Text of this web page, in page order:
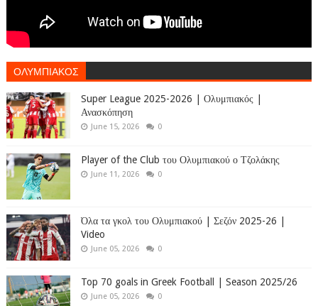
ΟΛΥΜΠΙΑΚΟΣ
Super League 2025-2026 | Ολυμπιακός |
Ανασκόπηση
June 15, 2026 0
Player of the Club του Ολυμπιακού ο Τζολάκης
June 11, 2026 0
Όλα τα γκολ του Ολυμπιακού | Σεζόν 2025-26 |
Video
June 05, 2026 0
Top 70 goals in Greek Football | Season 2025/26
June 05, 2026 0